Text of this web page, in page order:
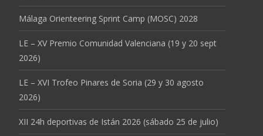
Málaga Orienteering Sprint Camp (MOSC) 2028
LE – XV Premio Comunidad Valenciana (19 y 20 sept
2026)
LE – XVI Trofeo Pinares de Soria (29 y 30 agosto
2026)
XII 24h deportivas de Istán 2026 (sábado 25 de julio)